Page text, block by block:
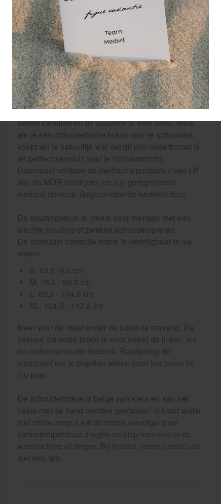
houding aan te nemen. Met de klittenbandsluiting is
de brace gemakkelijk aan te brengen en aan te
passen voor optimaal comfort.
Wat onderscheidt de LP correctie brace nou van
een goedkoper chinees model?
Om te beginnen is gekozen voor een product uit
Amerika. De eisen die daar aan de productie van
medische producten gesteld worden liggen vele
malen hoger dan die in China. Materialen zijn van
betere kwaliteit en de pasvorm is veel beter. Want
als je een orthopedische brace voor je schouders
koopt wil je natuurlijk wel dat dit ook onderbouwt is
en perfect aansluit naar je lichaamsvorm.
Daarnaast voldoen de medische producten van LP
aan de MDR richtlijnen en zijn geregistreerd
medical devices. Gegarandeerde kwaliteit dus!
De houdingsteun is ideaal voor mensen met een
slechte houding of zwakke schouderspieren.
De schouder correctie brace is verkrijgbaar in de
maten:
S: 63.8- 6.5 cm
M: 76.5 - 89.2 cm
L: 89.2 - 104.5 cm
XL: 104.5 - 117.2 cm
Meet voor de maat onder de borst de omvang. De
postuur correctie brace is voor zowel de linker- als
de rechterschouder bedoelt. Raadpleeg de
maattabel om te bepalen welke maat het beste bij
jou past.
De schouderbrace is beige van kleur en kan het
beste met de hand worden gewassen in koud water
met milde zeep. Laat de brace vervolgens op
kamertemperatuur drogen en stop hem niet in de
wasmachine of droger. Bij irritatie, neem contact op
met een arts.